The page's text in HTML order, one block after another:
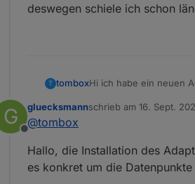
deswegen schiele ich schon
T tombox
Wenn das Gerät nicht
Dann versucht er sich
tapo.0.id
Motion Detection
Minimum Node v14
G
Offline
gluecksmannschrieb am 16. Sept.
zuletzt editiert von
@tombox
Hallo, die Installation des
es konkret um die